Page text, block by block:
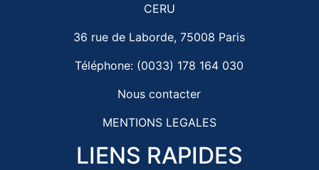
CERU
36 rue de Laborde, 75008 Paris
Téléphone: (0033) 178 164 030
Nous contacter
MENTIONS LEGALES
LIENS RAPIDES